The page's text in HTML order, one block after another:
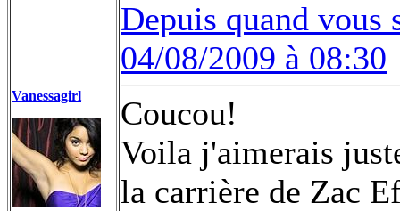
Vanessagirl
Depuis quand
04/08/2009 à 08:30
Coucou!
Voila j'aimerais
la carrière de Zac